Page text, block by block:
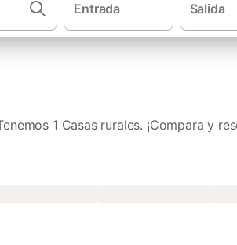
Entrada Salida
1 Casas rurales. ¡Compara y